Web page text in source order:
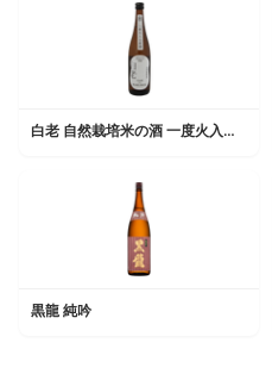
白老 自然栽培米の酒 一度火入れ原酒
黒龍 純吟